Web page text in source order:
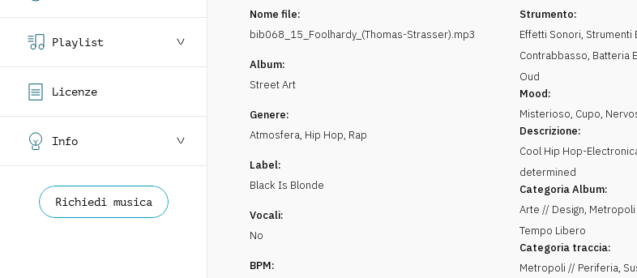
Playlist
Licenze
Info
Richiedi musica
Nome file:
bib068_15_Foolhardy_(Thomas-Strasser).mp3
Album:
Street Art
Genere:
Atmosfera, Hip Hop, Rap
Label:
Black Is Blonde
Vocali:
No
BPM:
Strumento:
Effetti Sonori, Strumenti
Contrabbasso, Batteria
Oud
Mood:
Misterioso, Cupo,
Descrizione:
Cool Hip Hop-
determined
Categoria Album:
Arte // Design,
Tempo Libero
Categoria traccia:
Metropoli // Periferia,